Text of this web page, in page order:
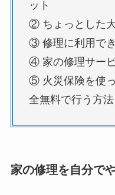
ット
② ちょっとした
③ 修理に利用で
④ 家の修理サー
⑤ 火災保険を使
全無料で行う方法
家の修理を自分で